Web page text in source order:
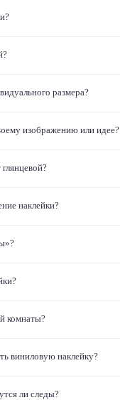
размера?
изображению или идее?
наклейки?
комнаты?
виниловую наклейку?
ли следы?